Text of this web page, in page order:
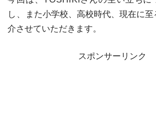
し、
また小学校、高校時代、現在に
介させていただきます。
スポンサーリンク